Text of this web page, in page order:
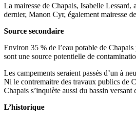
La mairesse de Chapais, Isabelle
dernier, Manon Cyr, également mairesse
Source secondaire
Environ 35 % de l’eau potable de
sont une source potentielle de
Les campements seraient passés d’un à
Ni le contremaitre des travaux publics de
Chapais s’inquiète aussi du bassin versant
L’historique